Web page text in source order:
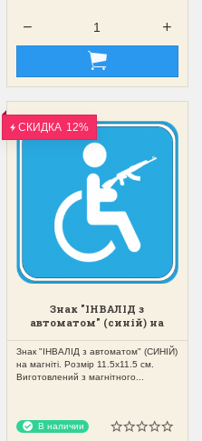
АВТО
Знак просто
Знак
не спадає
Руслан
СКИДКА 12%
Знак "ІНВАЛІД з
автоматом" (синій) на
Знак "ІНВАЛІД з автоматом" (СИНІЙ)
на магніті. Розмір 11.5х11.5 см.
Виготовлений з магнітного...
В наличии